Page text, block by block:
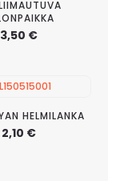
3,50 €
HELMILANKA
2,10 €